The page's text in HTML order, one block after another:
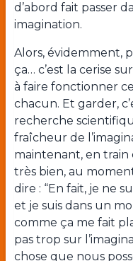
d’abord fait passer
imagination.
Alors, évidemment,
ça… c’est la cerise
à faire fonctionner
chacun. Et garder,
recherche
fraîcheur de
maintenant, en train
très bien, au
dire : “En fait, je ne
et je suis dans un
comme ça me fait
pas trop sur
chose que nous